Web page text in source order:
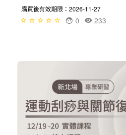
購買後有效期限：2026-11-27
233
0